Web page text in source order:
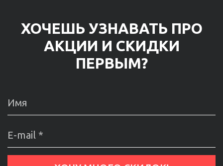
ХОЧЕШЬ УЗНАВАТЬ ПРО
АКЦИИ И СКИДКИ
ПЕРВЫМ?